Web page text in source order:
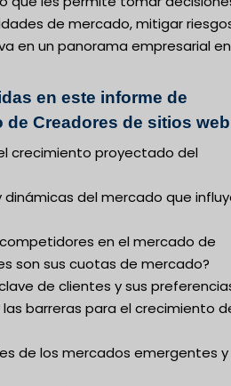
de mercado, mitigar
en un panorama empresarial en
en este informe de
Creadores de sitios
crecimiento proyectado del
del mercado que
en el mercado de
son sus cuotas de mercado?
de clientes y sus
barreras para el crecimiento
de los mercados emergentes y